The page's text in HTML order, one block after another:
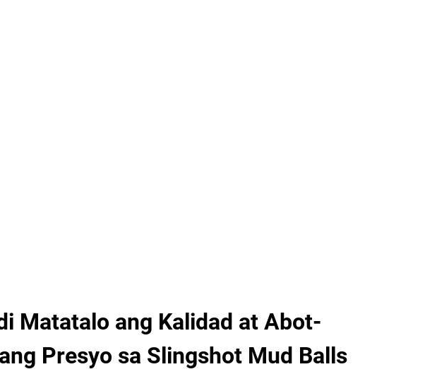
Matatalo ang Kalidad at Abot-
Presyo sa Slingshot Mud Balls